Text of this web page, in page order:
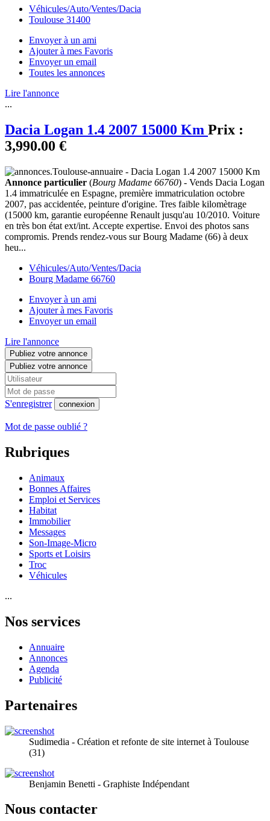
Véhicules/Auto/Ventes/Dacia
Toulouse 31400
Envoyer à un ami
Ajouter à mes Favoris
Envoyer un email
Toutes les annonces
Lire l'annonce
...
Dacia Logan 1.4 2007 15000 Km Prix :
3,990.00 €
Annonce particulier (Bourg Madame 66760) - Vends Dacia Logan
1.4 immatriculée en Espagne, première immatriculation octobre
2007, pas accidentée, peinture d'origine. Tres faible kilomètrage
(15000 km, garantie européenne Renault jusqu'au 10/2010. Voiture
en très bon état ext/int. Accepte expertise. Envoi des photos sans
compromis. Prends rendez-vous sur Bourg Madame (66) à deux
heu...
Véhicules/Auto/Ventes/Dacia
Bourg Madame 66760
Envoyer à un ami
Ajouter à mes Favoris
Envoyer un email
Lire l'annonce
Publiez votre annonce
Publiez votre annonce
S'enregistrer connexion
Mot de passe oublié ?
Rubriques
Animaux
Bonnes Affaires
Emploi et Services
Habitat
Immobilier
Messages
Son-Image-Micro
Sports et Loisirs
Troc
Véhicules
...
Nos services
Annuaire
Annonces
Agenda
Publicité
Partenaires
Sudimedia - Création et refonte de site internet à Toulouse
(31)
Benjamin Benetti - Graphiste Indépendant
Nous contacter